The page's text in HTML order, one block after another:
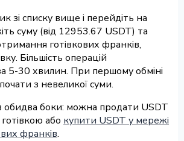
зі списку вище і перейдіть на
суму (від 12953.67 USDT) та
готівкових франків,
Більшість операцій
5-30 хвилин. При першому обміні
з невеликої суми.
обидва боки: можна продати USDT
або купити USDT у мережі
франків.